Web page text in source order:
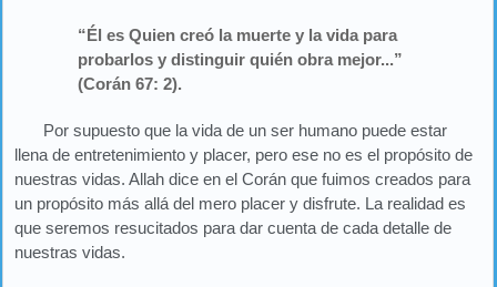
“Él es Quien creó la muerte y la vida para
probarlos y distinguir quién obra mejor...”
(Corán 67: 2).
Por supuesto que la vida de un ser humano puede estar
llena de entretenimiento y placer, pero ese no es el propósito de
nuestras vidas. Allah dice en el Corán que fuimos creados para
un propósito más allá del mero placer y disfrute. La realidad es
que seremos resucitados para dar cuenta de cada detalle de
nuestras vidas.